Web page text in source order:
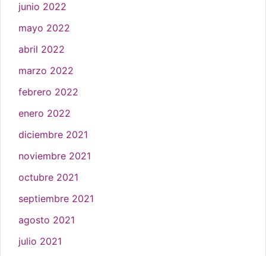
junio 2022
mayo 2022
abril 2022
marzo 2022
febrero 2022
enero 2022
diciembre 2021
noviembre 2021
octubre 2021
septiembre 2021
agosto 2021
julio 2021